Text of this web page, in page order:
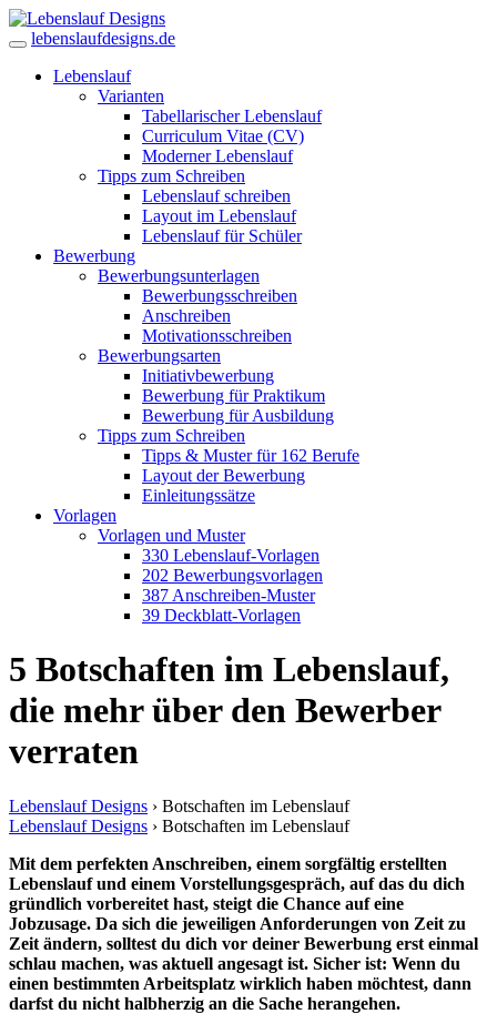
lebenslaufdesigns.de
Lebenslauf
Varianten
Tabellarischer Lebenslauf
Curriculum Vitae (CV)
Moderner Lebenslauf
Tipps zum Schreiben
Lebenslauf schreiben
Layout im Lebenslauf
Lebenslauf für Schüler
Bewerbung
Bewerbungsunterlagen
Bewerbungsschreiben
Anschreiben
Motivationsschreiben
Bewerbungsarten
Initiativbewerbung
Bewerbung für Praktikum
Bewerbung für Ausbildung
Tipps zum Schreiben
Tipps & Muster für 162 Berufe
Layout der Bewerbung
Einleitungssätze
Vorlagen
Vorlagen und Muster
330 Lebenslauf-Vorlagen
202 Bewerbungsvorlagen
387 Anschreiben-Muster
39 Deckblatt-Vorlagen
5 Botschaften im Lebenslauf,
die mehr über den Bewerber
verraten
Lebenslauf Designs › Botschaften im Lebenslauf
Lebenslauf Designs › Botschaften im Lebenslauf
Mit dem perfekten Anschreiben, einem sorgfältig erstellten
Lebenslauf und einem Vorstellungsgespräch, auf das du dich
gründlich vorbereitet hast, steigt die Chance auf eine
Jobzusage. Da sich die jeweiligen Anforderungen von Zeit zu
Zeit ändern, solltest du dich vor deiner Bewerbung erst einmal
schlau machen, was aktuell angesagt ist. Sicher ist: Wenn du
einen bestimmten Arbeitsplatz wirklich haben möchtest, dann
darfst du nicht halbherzig an die Sache herangehen.